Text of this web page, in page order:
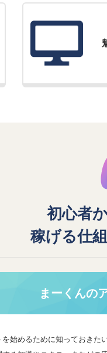
初心者
稼げる仕
まーくんの
始めるために知っておきた